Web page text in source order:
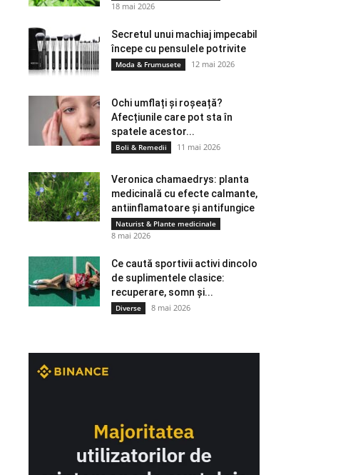
18 mai 2026
Secretul unui machiaj impecabil
începe cu pensulele potrivite
Moda & Frumusete 12 mai 2026
Ochi umflați și roșeață?
Afecțiunile care pot sta în
spatele acestor...
Boli & Remedii 11 mai 2026
Veronica chamaedrys: planta
medicinală cu efecte calmante,
antiinflamatoare și antifungice
Naturist & Plante medicinale
8 mai 2026
Ce caută sportivii activi dincolo
de suplimentele clasice:
recuperare, somn și...
Diverse 8 mai 2026